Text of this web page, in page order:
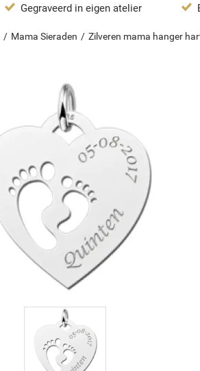
Gegraveerd in eigen atelier
/ Mama Sieraden / Zilveren mama hanger